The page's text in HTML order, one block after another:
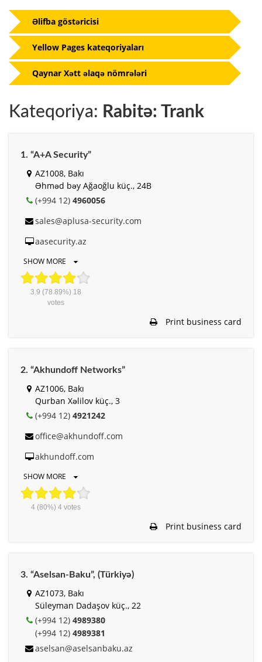
Kateqoriya: Rabitə: Trank
1. “A+A Security”
AZ1008, Bakı
Əhməd bəy Ağaoğlu küç., 24B
(+994 12) 4960056
sales@aplusa-security.com
aasecurity.az
SHOW MORE
3.9 (78.89%) 18
votes
Print business card
2. “Akhundoff Networks”
AZ1006, Bakı
Qurban Xəlilov küç., 3
(+994 12) 4921242
office@akhundoff.com
akhundoff.com
SHOW MORE
4(80%) 4votes
Print business card
3. “Aselsan-Baku”, (Türkiyə)
AZ1073, Bakı
Süleyman Dadaşov küç., 22
(+994 12) 4989380
(+994 12) 4989381
aselsan@aselsanbaku.az
Əlifba göstəricisi
Yellow Pages kateqoriyaları
Qaynar Xətt əlaqə nömrələri